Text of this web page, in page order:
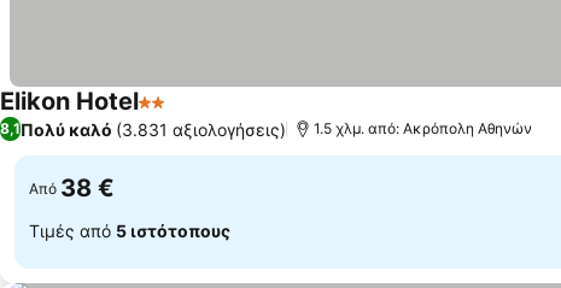
Elikon Hotel2 ΑστέριαΕμφάνιση τιμών
8,1Πολύ καλό (3.831 αξιολογήσεις) 1.5 χλμ. από: Ακρόπολη Αθηνών
Από 38 €
Τιμές από 5 ιστότοπους